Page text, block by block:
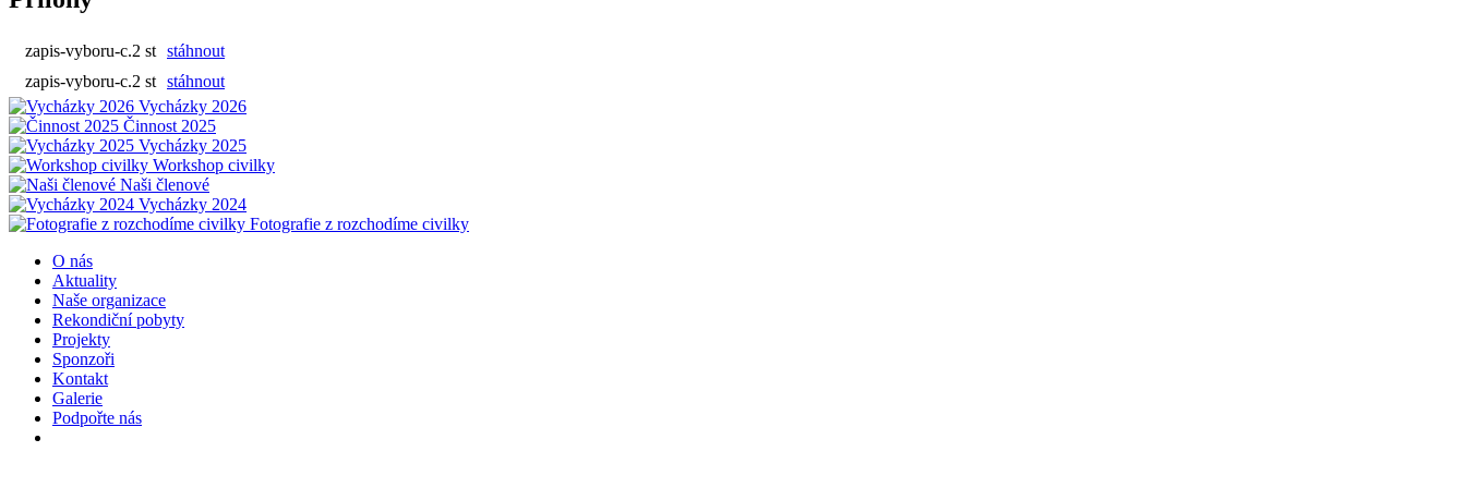
zapis-vyboru-c.2 st stáhnout
zapis-vyboru-c.2 st stáhnout
Vycházky 2026
Činnost 2025
Vycházky 2025
Workshop civilky
Naši členové
Vycházky 2024
Fotografie z rozchodíme civilky
O nás
Aktuality
Naše organizace
Rekondiční pobyty
Projekty
Sponzoři
Kontakt
Galerie
Podpořte nás